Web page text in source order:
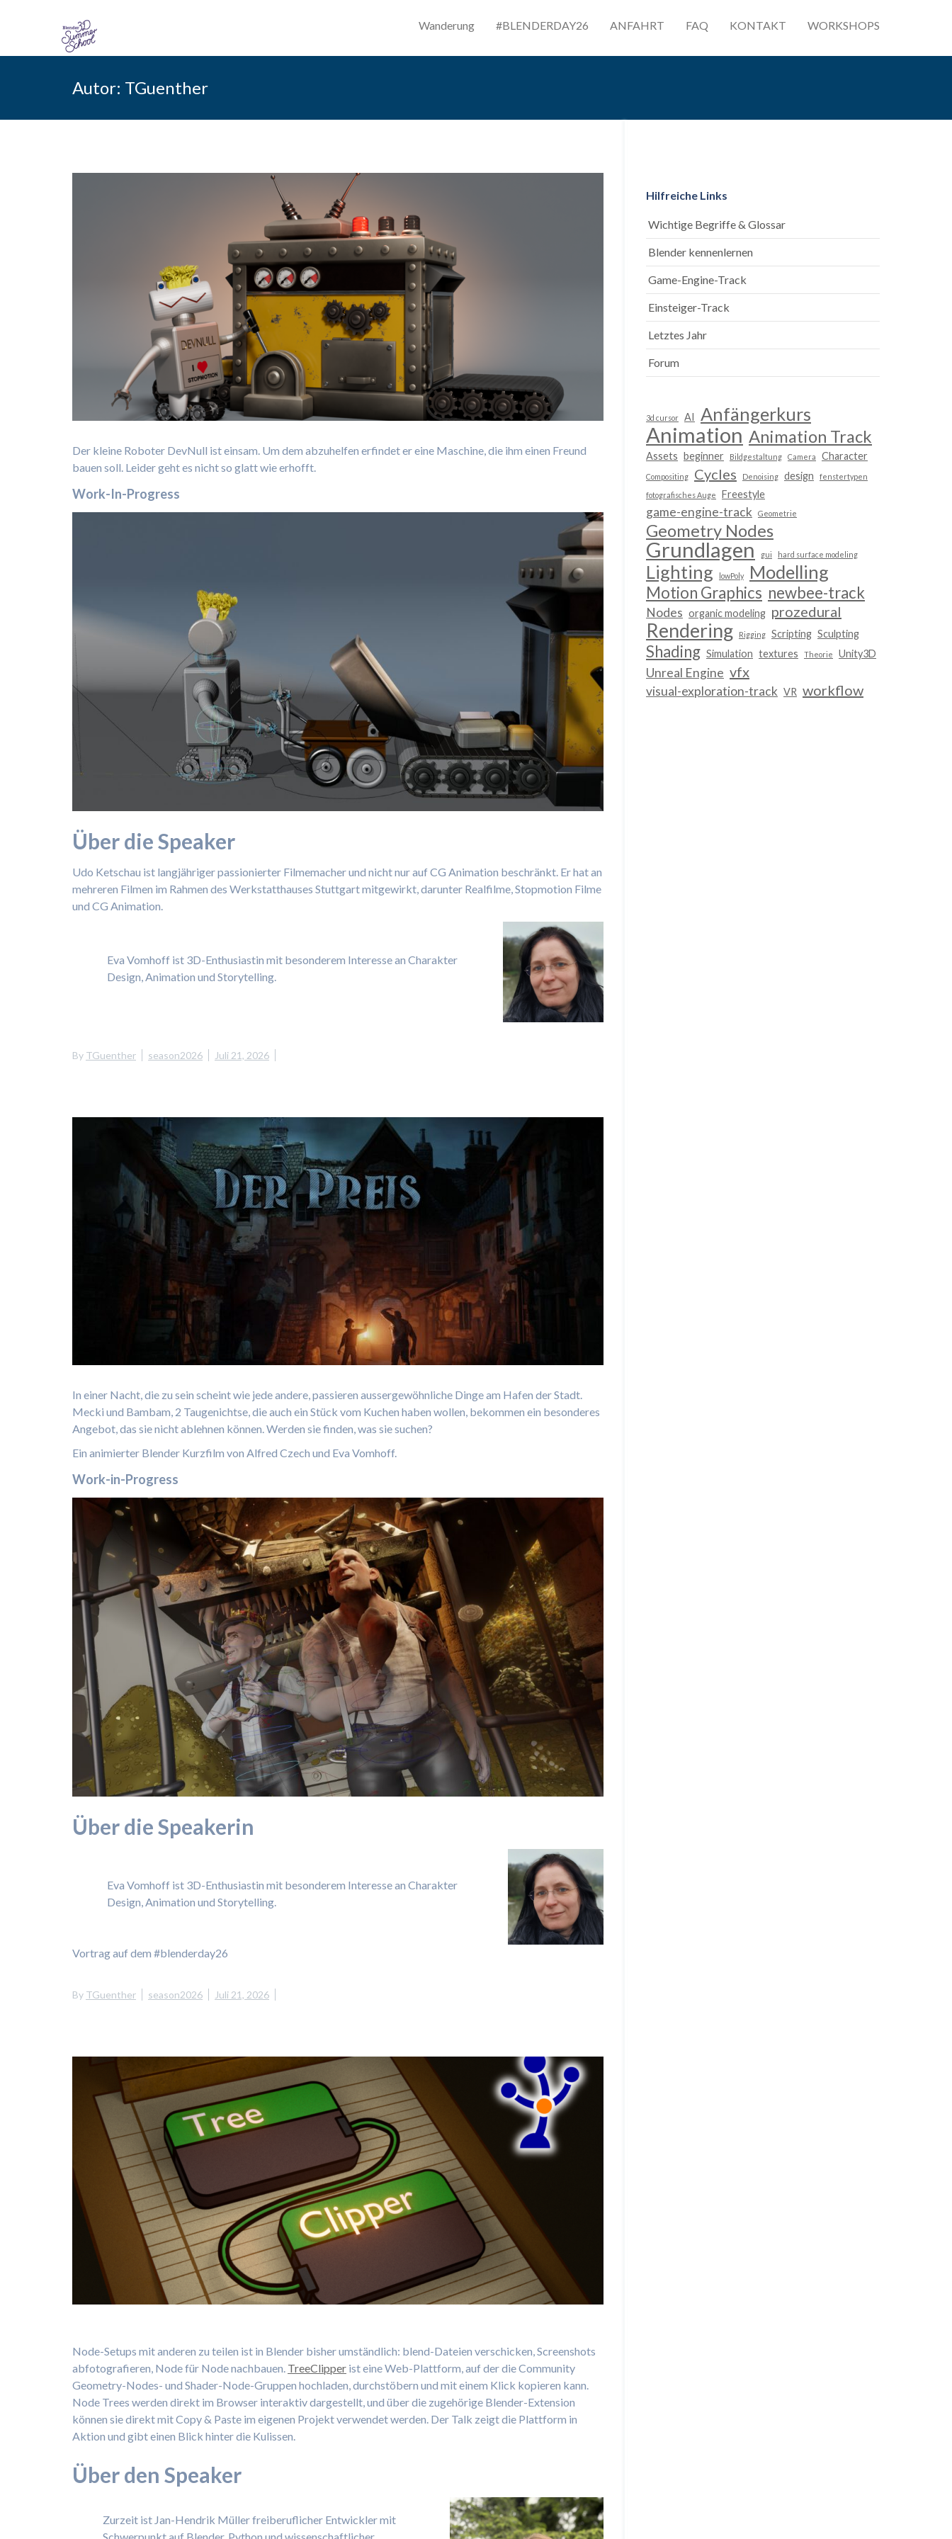
Wanderung #BLENDERDAY26 ANFAHRT FAQ KONTAKT WORKSHOPS
Autor: TGuenther
Der kleine Roboter DevNull ist einsam. Um dem abzuhelfen erfindet er eine Maschine, die ihm einen Freund
bauen soll. Leider geht es nicht so glatt wie erhofft.
Work-In-Progress
Über die Speaker
Udo Ketschau ist langjähriger passionierter Filmemacher und nicht nur auf CG Animation beschränkt. Er hat an
mehreren Filmen im Rahmen des Werkstatthauses Stuttgart mitgewirkt, darunter Realfilme, Stopmotion Filme
und CG Animation.
Eva Vomhoff ist 3D-Enthusiastin mit besonderem Interesse an Charakter
Design, Animation und Storytelling.
By TGuenther season2026 Juli 21, 2026
In einer Nacht, die zu sein scheint wie jede andere, passieren aussergewöhnliche Dinge am Hafen der Stadt.
Mecki und Bambam, 2 Taugenichtse, die auch ein Stück vom Kuchen haben wollen, bekommen ein besonderes
Angebot, das sie nicht ablehnen können. Werden sie finden, was sie suchen?
Ein animierter Blender Kurzfilm von Alfred Czech und Eva Vomhoff.
Work-in-Progress
Über die Speakerin
Eva Vomhoff ist 3D-Enthusiastin mit besonderem Interesse an Charakter
Design, Animation und Storytelling.
Vortrag auf dem #blenderday26
By TGuenther season2026 Juli 21, 2026
Node-Setups mit anderen zu teilen ist in Blender bisher umständlich: blend-Dateien verschicken, Screenshots
abfotografieren, Node für Node nachbauen. TreeClipper ist eine Web-Plattform, auf der die Community
Geometry-Nodes- und Shader-Node-Gruppen hochladen, durchstöbern und mit einem Klick kopieren kann.
Node Trees werden direkt im Browser interaktiv dargestellt, und über die zugehörige Blender-Extension
können sie direkt mit Copy & Paste im eigenen Projekt verwendet werden. Der Talk zeigt die Plattform in
Aktion und gibt einen Blick hinter die Kulissen.
Über den Speaker
Zurzeit ist Jan-Hendrik Müller freiberuflicher Entwickler mit
Hilfreiche Links
Wichtige Begriffe & Glossar
Blender kennenlernen
Game-Engine-Track
Einsteiger-Track
Letztes Jahr
Forum
3d cursor AI Anfängerkurs
Animation Animation Track
Assets beginner Bildgestaltung Camera Character
Compositing Cycles Denoising design
fenstertypen
fotografisches Auge
Freestyle
game-engine-track Geometrie
Geometry Nodes
Grundlagen gui hard surface modeling
Lighting lowPoly Modelling
Motion Graphics newbee-track
Nodes organic modeling prozedural
Rendering Rigging Scripting Sculpting
Shading Simulation textures Theorie Unity3D
Unreal Engine vfx
visual-exploration-track VR workflow